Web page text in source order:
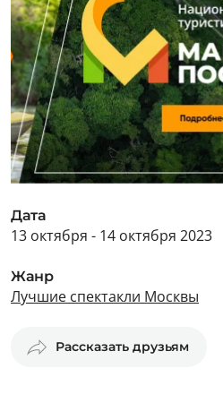
Дата
13 октября - 14 октября 2023
Жанр
Лучшие спектакли Москвы
Рассказать друзьям